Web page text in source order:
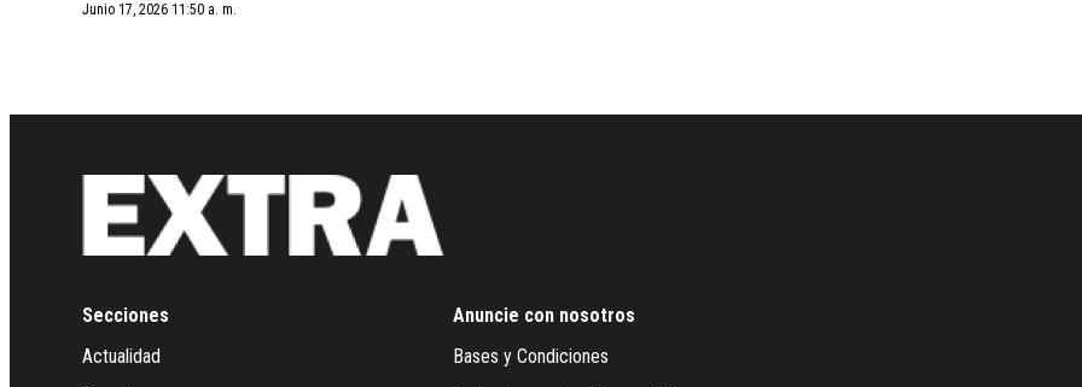
Junio 17, 2026 11:50 a. m.
Secciones
Actualidad
Anuncie con nosotros
Bases y Condiciones